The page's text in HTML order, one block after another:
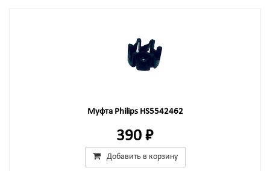
Муфта Philips HS5542462
390 ₽
Добавить в корзину